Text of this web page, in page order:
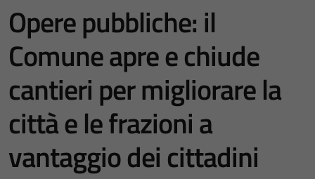
Opere pubbliche: il
Comune apre e chiude
cantieri per migliorare la
città e le frazioni a
vantaggio dei cittadini